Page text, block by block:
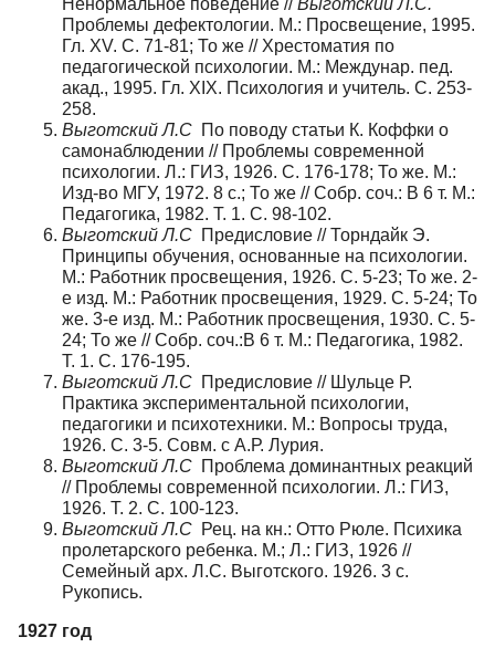
Проблемы дефектологии. М.: Просвещение, 1995.
Гл. XV. С. 71-81; То же // Хрестоматия по
педагогической психологии. М.: Междунар. пед.
акад., 1995. Гл. XIX. Психология и учитель. С. 253-
258.
Выготский Л.С По поводу статьи К. Коффки о
самонаблюдении // Проблемы современной
психологии. Л.: ГИЗ, 1926. С. 176-178; То же. М.:
Изд-во МГУ, 1972. 8 с.; То же // Собр. соч.: В 6 т. М.:
Педагогика, 1982. Т. 1. С. 98-102.
Выготский Л.С Предисловие // Торндайк Э.
Принципы обучения, основанные на психологии.
М.: Работник просвещения, 1926. С. 5-23; То же. 2-
е изд. М.: Работник просвещения, 1929. С. 5-24; То
же. 3-е изд. М.: Работник просвещения, 1930. С. 5-
24; То же // Собр. соч.:В 6 т. М.: Педагогика, 1982.
Т. 1. С. 176-195.
Выготский Л.С Предисловие // Шульце Р.
Практика экспериментальной психологии,
педагогики и психотехники. М.: Вопросы труда,
1926. С. 3-5. Совм. с А.Р. Лурия.
Выготский Л.С Проблема доминантных реакций
// Проблемы современной психологии. Л.: ГИЗ,
1926. Т. 2. С. 100-123.
Выготский Л.С Рец. на кн.: Отто Рюле. Психика
пролетарского ребенка. М.; Л.: ГИЗ, 1926 //
Семейный арх. Л.С. Выготского. 1926. 3 с.
Рукопись.
1927 год